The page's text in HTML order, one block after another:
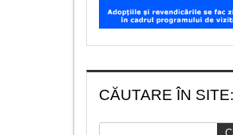
CĂUTARE ÎN SITE: